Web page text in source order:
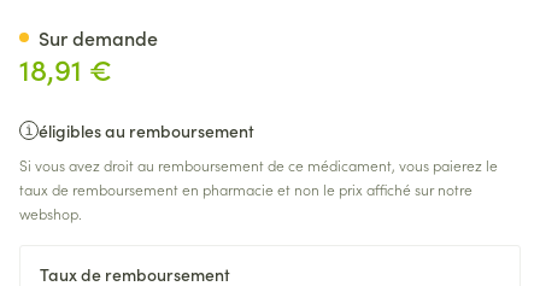
18,91 €
éligibles au remboursement
Si vous avez droit au remboursement de ce médicament, vous paierez le
taux de remboursement en pharmacie et non le prix affiché sur notre
webshop.
Taux de remboursement
Sur demande